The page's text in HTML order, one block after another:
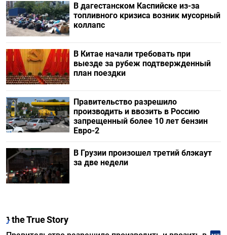
В дагестанском Каспийске из-за
топливного кризиса возник мусорный
коллапс
В Китае начали требовать при
выезде за рубеж подтвержденный
план поездки
Правительство разрешило
производить и ввозить в Россию
запрещенный более 10 лет бензин
Евро-2
В Грузии произошел третий блэкаут
за две недели